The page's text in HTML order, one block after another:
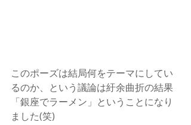
このポーズは結局何をテーマにしてい
るのか、という議論は紆余曲折の結果
「銀座でラーメン」ということになり
ました(笑)